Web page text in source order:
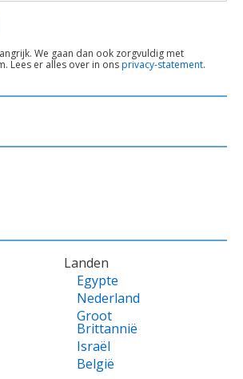
We gaan dan ook zorgvuldig met
Lees er alles over in onsprivacy-statement.
Landen
Egypte
Nederland
Groot
Brittannië
Israël
België